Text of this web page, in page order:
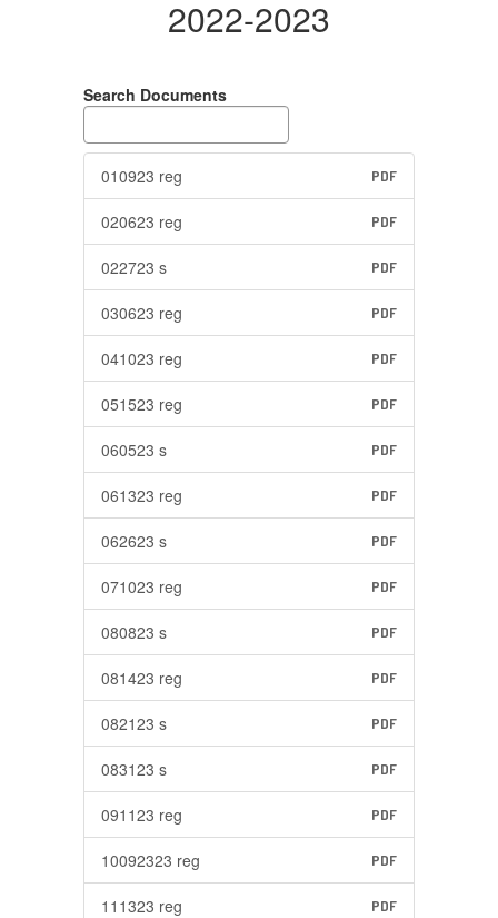
2022-2023
Search Documents
010923 reg PDF
020623 reg PDF
022723 s PDF
030623 reg PDF
041023 reg PDF
051523 reg PDF
060523 s PDF
061323 reg PDF
062623 s PDF
071023 reg PDF
080823 s PDF
081423 reg PDF
082123 s PDF
083123 s PDF
091123 reg PDF
10092323 reg PDF
111323 reg PDF